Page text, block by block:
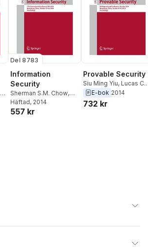
Del 8783
Information
Security
Sherman S.M. Chow,
Jan Camenisch
C.K. Hui,
Häftad, 2014
557 kr
Provable Security
Siu Ming Yiu, Lucas
Hui,Joseph K. Liu
Sherman S.M. Chow
E-bok 2014
732 kr